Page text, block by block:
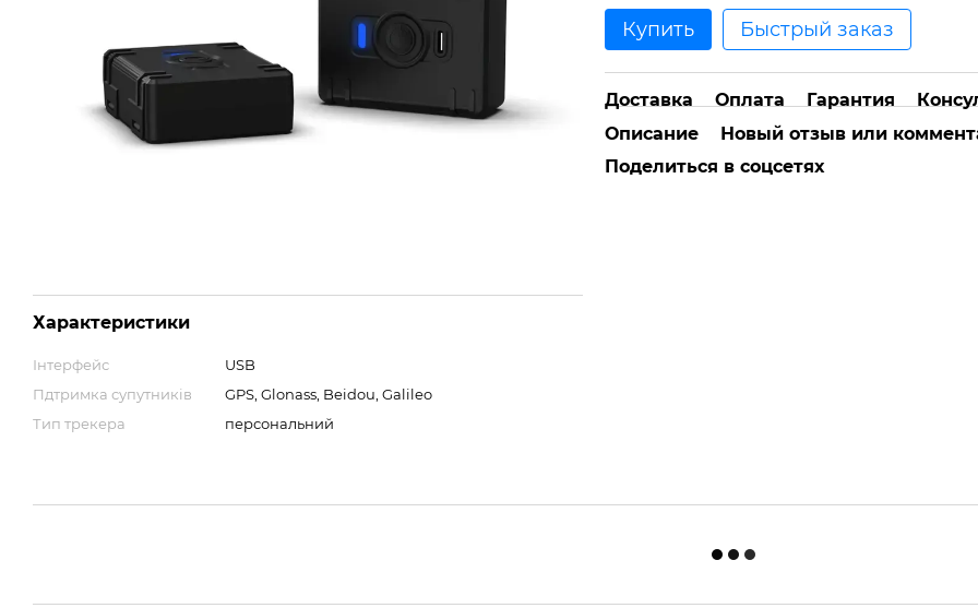
Характеристики
Інтерфейс
USB
Пдтримка супутників
GPS, Glonass, Beidou, Galileo
Тип трекера
персональний
Купить Быстрый заказ
Доставка Оплата Гарантия
Описание
Новый отзыв или
Поделиться в соцсетях